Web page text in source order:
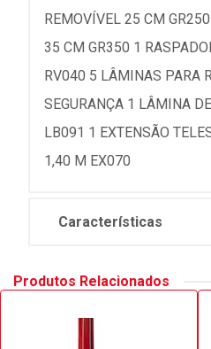
REMOVÍVEL 25 CM
35 CM GR350 1
RV040 5 LÂMINAS PARA
SEGURANÇA 1 LÂMINA
LB091 1 EXTENSÃO
1,40 M EX070
Características
Produtos Relacionados